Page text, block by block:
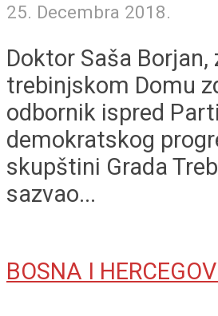
25. Decembra 2018.
Doktor Saša Borjan,
trebinjskom Domu
odbornik ispred
demokratskog
skupštini Grada
sazvao...
BOSNA I